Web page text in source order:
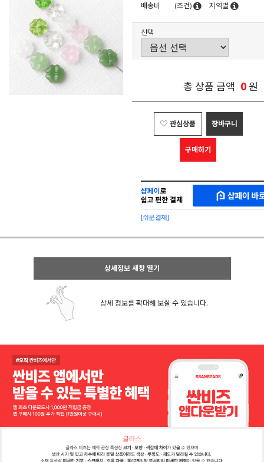
배송비
(조건) 지역별
선택
총 상품 금액 0원
관심상품 장바구니
구매하기
MAKESHOP
SHOPPAY
로
간
구
샵
페
페
이
구
[쉬운결제]
상세정보 새창 열기
상세 정보를 확대해 보실 수 있습니다.